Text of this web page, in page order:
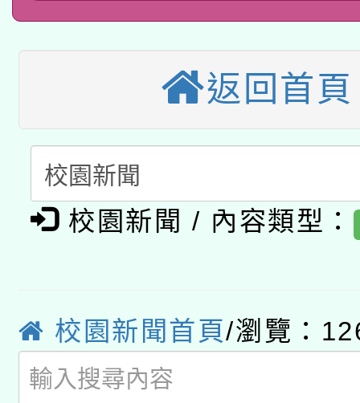
接種對象擴大為「滿6
接種之民眾」措施，
業技術研究院辦理「
用水績優單位及節水達
115年8月22日(星期六
開 智慧啟航」
2026年桃園地景藝術
「2026桃園藝術巡演
關事宜
轉知教育部國民及學前
國立臺灣師範大學辦理
年度健康促進學校輔導
函轉國家教育研究院中
原住民族教育政策研討
轉知教育部國民及學前
方素養工作坊新北場」
「族語學習班」招生簡
文教學共融平台-教案
件」活動簡章
教育部國民及學前教育
年度COVID-19疫苗接
返回首頁
校園新聞 / 內容類型：
校園新聞首頁/瀏覽：